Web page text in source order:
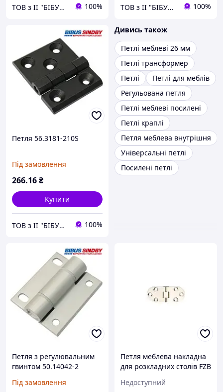
ТОВ з ІІ "БІБУС Україна" 100% ТОВ з ІІ "БІБУС Україна" 100%
Петля 56.3181-210S
Під замовлення
266.16₴
Купити
ТОВ з ІІ "БІБУС Україна" 100%
Дивись також
Петлі меблеві 26 мм
Петлі трансформер
Петлі
Петлі для меблів
Регульована петля
Петлі меблеві посилені
Петлі краплі
Петля меблева внутрішня
Універсальні петлі
Посилені петлі
Петля з регулювальним
гвинтом 50.14042-2
Під замовлення
Петля меблева накладна
для розкладних столів FZB
положеннях
Недоступний